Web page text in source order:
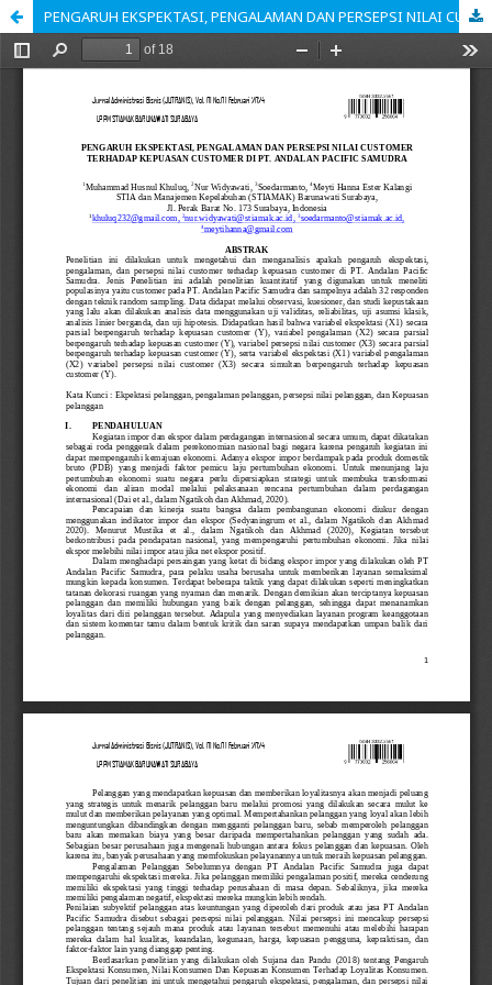
PENGARUH EKSPEKTASI, PENGALAMAN DAN PERSEPSI NILAI CUSTOMER TERHADAP KEPUASAN CUSTOMER DI PT. ANDALAN PACIFIC SAMUDRA